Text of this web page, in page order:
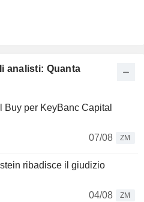
analisti: Quanta
Buy per KeyBanc Capital
07/08
ZM
ribadisce il giudizio
04/08
ZM